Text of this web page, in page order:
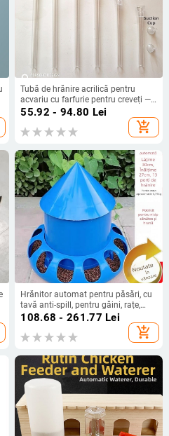
Tubă de hrănire acrilică pentru
acvariu cu farfurie pentru creveți —
set de 150 bucăți, Shengke Analysis
55.92 - 94.80 Lei
add_shopping_cart
Hrănitor automat pentru păsări, cu
tavă anti-spill, pentru găini, rațe,
gâște, prepelițe și porumbei
108.68 - 261.77 Lei
add_shopping_cart